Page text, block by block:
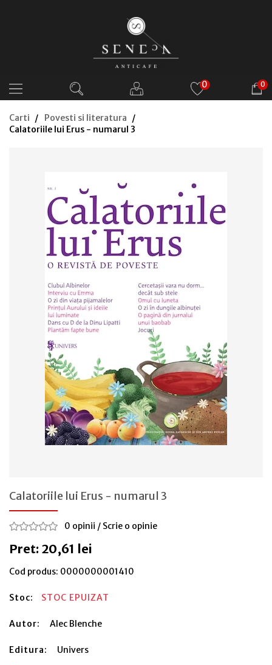
0 0
Carti
Povesti si literatura
Calatoriile lui Erus - numarul 3
Calatoriile lui Erus - numarul 3
0 opinii / Scrie o opinie
Pret: 20,61 lei
Cod produs: 0000000001410
Stoc: STOC EPUIZAT
Autor: Alec Blenche
Editura:
Univers